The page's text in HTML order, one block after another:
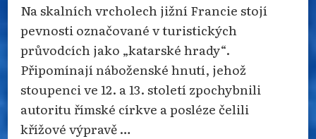
Na skalních vrcholech jižní Francie stojí
pevnosti označované v turistických
průvodcích jako „katarské hrady“.
Připomínají náboženské hnutí, jehož
stoupenci ve 12. a 13. století zpochybnili
autoritu římské církve a posléze čelili
křížové výpravě …